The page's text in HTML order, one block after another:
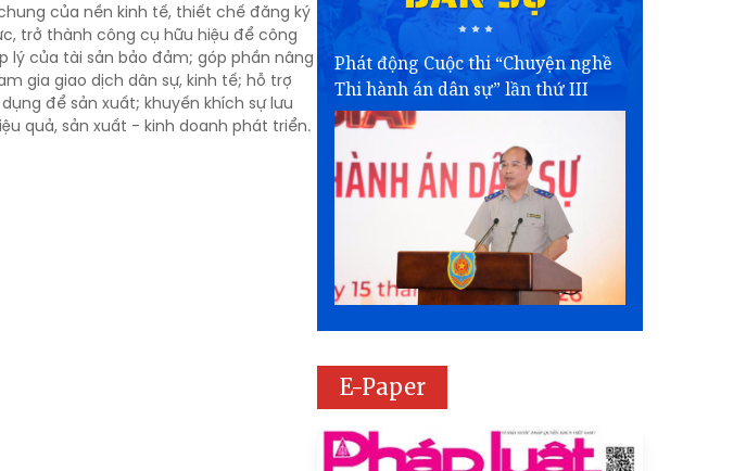
của nền kinh tế, thiết chế đăng ký
trở thành công cụ hữu hiệu để công
lý của tài sản bảo đảm; góp phần nâng
gia giao dịch dân sự, kinh tế; hỗ trợ
để sản xuất; khuyến khích sự lưu
quả, sản xuất - kinh doanh phát triển.
Phát động Cuộc thi “Chuyện nghề
Thi hành án dân sự” lần thứ III
E-Paper